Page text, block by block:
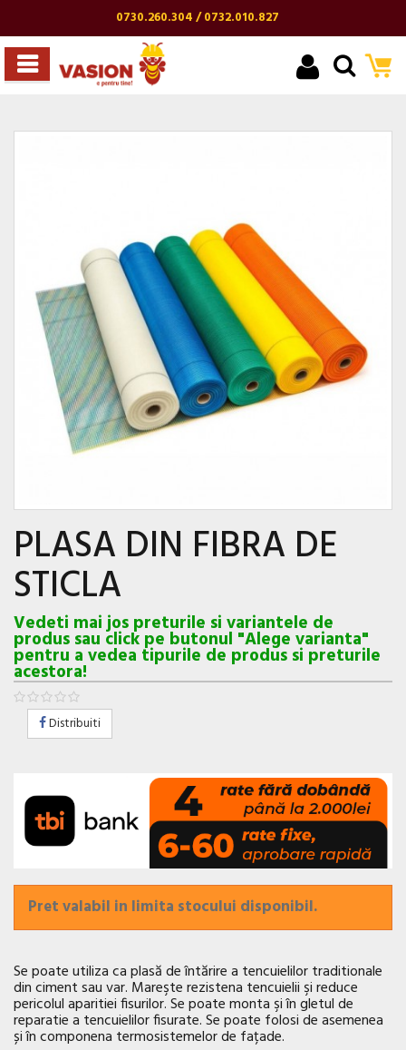
0730.260.304 / 0732.010.827
PLASA DIN FIBRA DE
STICLA
Vedeti mai jos preturile si variantele de
produs sau click pe butonul "Alege varianta"
pentru a vedea tipurile de produs si preturile
acestora!
Distribuiti
Pret valabil in limita stocului disponibil.
Se poate utiliza ca plasă de întărire a tencuielilor traditionale
din ciment sau var. Mareşte rezistena tencuielii şi reduce
pericolul aparitiei fisurilor. Se poate monta şi în gletul de
reparatie a tencuielilor fisurate. Se poate folosi de asemenea
și în componena termosistemelor de fațade.